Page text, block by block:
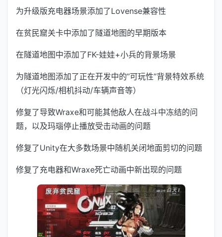
为升级版充电器场景添加了Lovense兼容性
在贫民窟关卡中添加了隧道地图的早期版本
在隧道地图中添加了FK-娃娃+小兵的背景场景
为隧道地图添加了正在开发中的”可玩性”背景特效系统
（灯光闪烁/相机抖动/车辆声音等）
修复了导致Wraxe和可能其他敌人在战斗中冻结的问
题，以及玛瑙停止播放受击动画的问题
修复了Unity在大多数场景中随机关闭地面剪切的问题
修复了充电器和Wraxe死亡动画中新出现的问题